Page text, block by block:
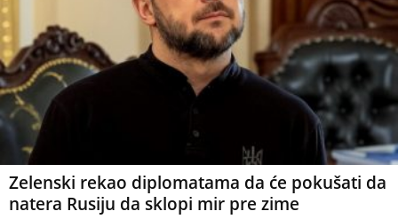
Zelenski rekao diplomatama da će pokušati da
natera Rusiju da sklopi mir pre zime